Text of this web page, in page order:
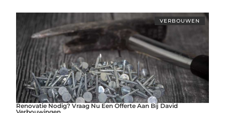
VERBOUWEN
Renovatie Nodig? Vraag Nu Een Offerte Aan Bij David